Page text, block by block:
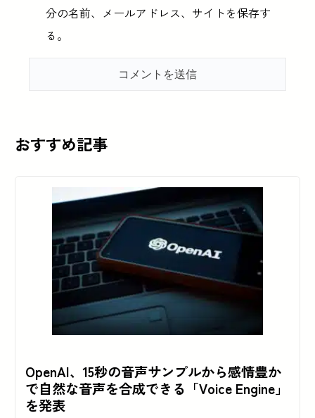
分の名前、メールアドレス、サイトを保存す
る。
おすすめ記事
OpenAI、15秒の音声サンプルから感情豊か
で自然な音声を合成できる「Voice Engine」
を発表